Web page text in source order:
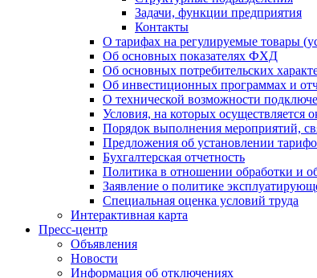
Задачи, функции предприятия
Контакты
О тарифах на регулируемые товары
Об основных показателях ФХД
Об основных потребительских
Об инвестиционных программах и
О технической возможности
Условия, на которых осуществляется
Порядок выполнения мероприятий,
Предложения об установлении
Бухгалтерская отчетность
Политика в отношении обработки и
Заявление о политике
Специальная оценка условий труда
Интерактивная карта
Пресс-центр
Объявления
Новости
Информация об отключениях